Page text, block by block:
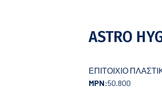
ASTRO
ΕΠΙΤΟΙΧΙΟ
MPN:50.800